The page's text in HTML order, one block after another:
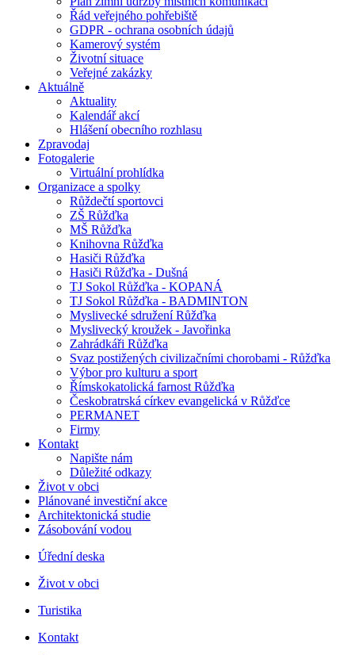
Řád veřejného pohřebiště
GDPR - ochrana osobních údajů
Kamerový systém
Životní situace
Veřejné zakázky
Aktuálně
Aktuality
Kalendář akcí
Hlášení obecního rozhlasu
Zpravodaj
Fotogalerie
Virtuální prohlídka
Organizace a spolky
Růždečtí sportovci
ZŠ Růžďka
MŠ Růžďka
Knihovna Růžďka
Hasiči Růžďka
Hasiči Růžďka - Dušná
TJ Sokol Růžďka - KOPANÁ
TJ Sokol Růžďka - BADMINTON
Myslivecké sdružení Růžďka
Myslivecký kroužek - Javořinka
Zahrádkáři Růžďka
Svaz postižených civilizačními chorobami - Růžďka
Výbor pro kulturu a sport
Římskokatolická farnost Růžďka
Českobratrská církev evangelická v Růžďce
PERMANET
Firmy
Kontakt
Napište nám
Důležité odkazy
Život v obci
Plánované investiční akce
Architektonická studie
Zásobování vodou
Úřední deska
Život v obci
Turistika
Kontakt